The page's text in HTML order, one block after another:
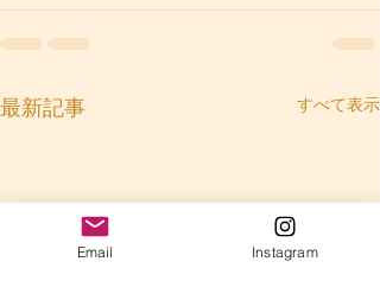
最新記事 すべて表示
Email Instagram